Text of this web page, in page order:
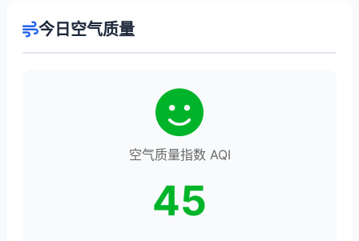
今日空气质量
空气质量指数 AQI
45